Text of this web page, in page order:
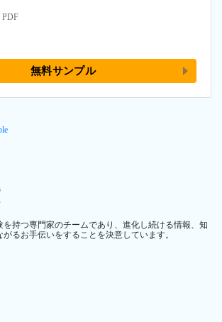
PDF
無料サンプル
持つ専門家のチームであり、進化し続ける情報、知
るお手伝いをすることを決意しています。